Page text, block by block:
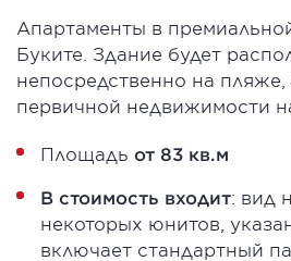
Апартаменты в
Буките. Здание будет
непосредственно на пляже,
первичной недвижимости
Площадь от 83 кв.м
В стоимость входит: вид
некоторых юнитов,
включает стандартный